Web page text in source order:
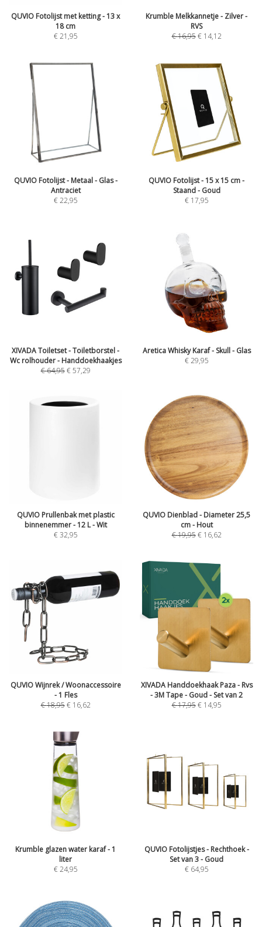
QUVIO Fotolijst met ketting - 13 x
18 cm
€21,95
Krumble Melkkannetje - Zilver -
RVS
€16,95 € 14,12
QUVIO Fotolijst - Metaal - Glas -
Antraciet
€22,95
QUVIO Fotolijst - 15 x 15 cm -
Staand - Goud
€ 17,95
XIVADA Toiletset - Toiletborstel -
Wc rolhouder - Handdoekhaakjes
€64,95 €57,29
Aretica Whisky Karaf - Skull - Glas
€29,95
QUVIO Prullenbak met plastic
binnenemmer - 12 L - Wit
€32,95
QUVIO Dienblad - Diameter 25,5
cm - Hout
€19,95 € 16,62
QUVIO Wijnrek / Woonaccessoire
- 1 Fles
€18,95 € 16,62
XIVADA Handdoekhaak Paza - Rvs
- 3M Tape - Goud - Set van 2
€17,95 € 14,95
Krumble glazen water karaf - 1
liter
€24,95
QUVIO Fotolijstjes - Rechthoek -
Set van 3 - Goud
€ 64,95